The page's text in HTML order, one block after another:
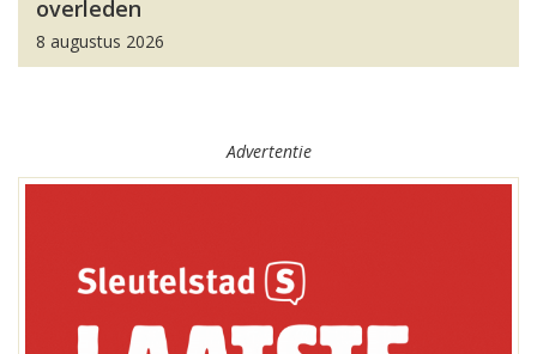
overleden
8 augustus 2026
Advertentie